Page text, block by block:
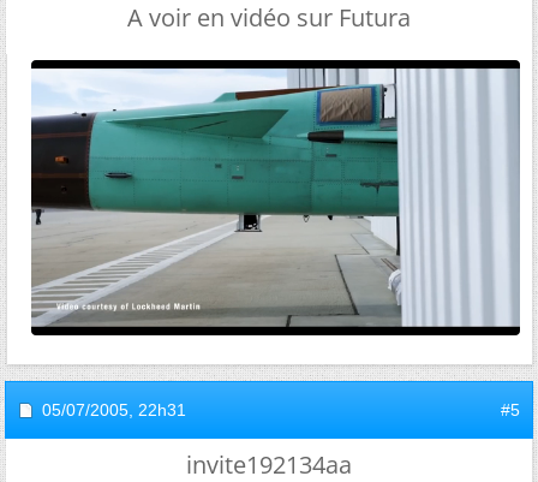
A voir en vidéo sur Futura
05/07/2005, 22h31 #5
invite192134aa